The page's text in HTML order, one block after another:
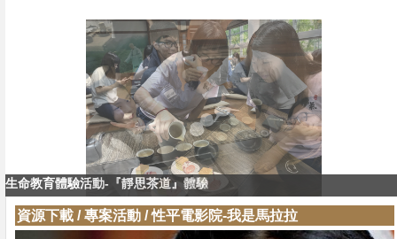
生命教育體驗活動-『靜思茶道』體驗
生命教育體驗活動-『靜思茶道』教學
資源下載 /專案活動 /性平電影院-我是馬拉拉